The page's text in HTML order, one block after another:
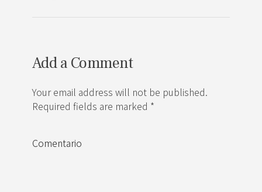
Add a Comment
Your email address will not be published.
Required fields are marked *
Comentario